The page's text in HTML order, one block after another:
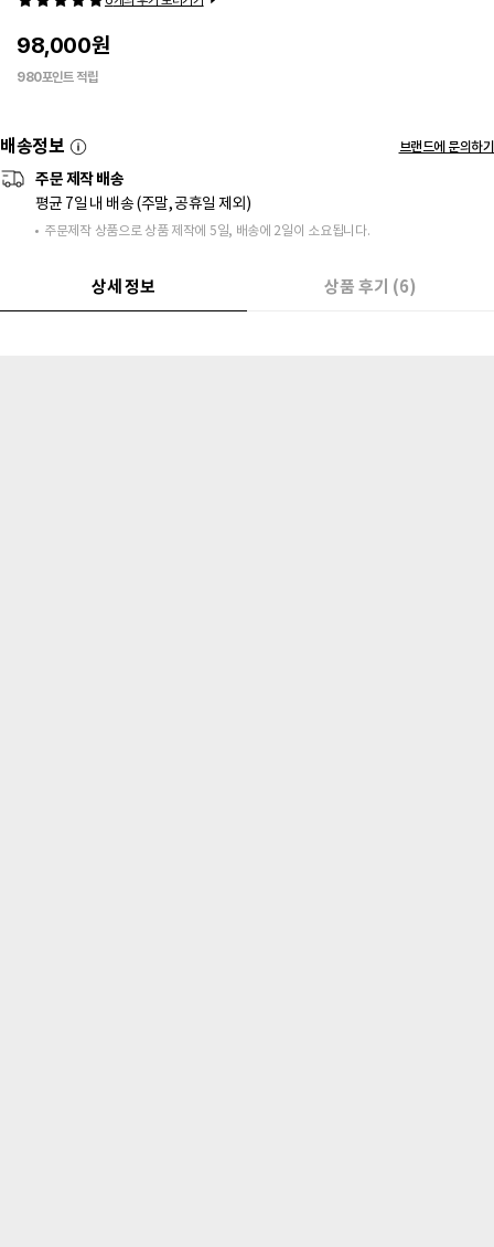
98,000원
980포인트 적립
배송정보 브랜드에 문의하기
주문 제작 배송
평균 7일 내 배송 (주말, 공휴일 제외)
주문제작 상품으로 상품 제작에 5일, 배송에 2일이 소요됩니다.
상세 정보 상품 후기 (6)